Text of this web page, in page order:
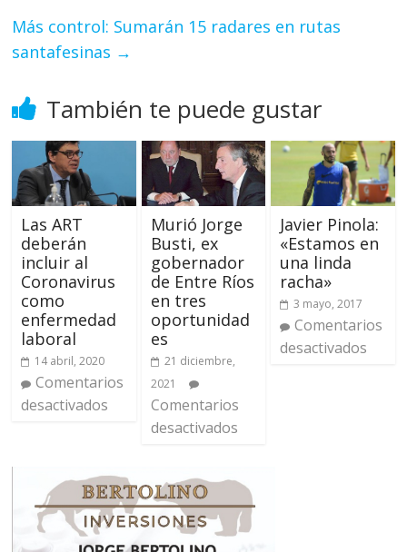
Más control: Sumarán 15 radares en rutas
santafesinas →
También te puede gustar
Las ART
deberán
incluir al
Coronavirus
como
enfermedad
laboral
14 abril, 2020
Comentarios
desactivados
Murió Jorge
Busti, ex
gobernador
de Entre Ríos
en tres
oportunidad
es
21 diciembre,
2021
Comentarios
desactivados
Javier Pinola:
«Estamos en
una linda
racha»
3 mayo, 2017
Comentarios
desactivados